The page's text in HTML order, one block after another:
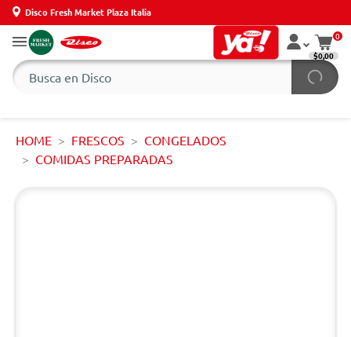
Disco Fresh Market Plaza Italia
0
$0,00
HOME FRESCOS
CONGELADOS
COMIDAS PREPARADAS